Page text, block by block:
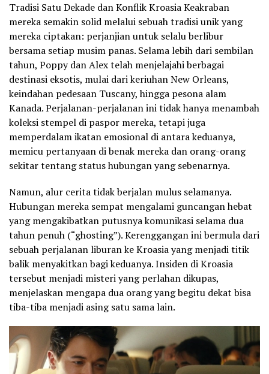
‎Tradisi Satu Dekade dan Konflik Kroasia Keakraban
mereka semakin solid melalui sebuah tradisi unik yang
mereka ciptakan: perjanjian untuk selalu berlibur
bersama setiap musim panas. Selama lebih dari sembilan
tahun, Poppy dan Alex telah menjelajahi berbagai
destinasi eksotis, mulai dari keriuhan New Orleans,
keindahan pedesaan Tuscany, hingga pesona alam
Kanada. Perjalanan-perjalanan ini tidak hanya menambah
koleksi stempel di paspor mereka, tetapi juga
memperdalam ikatan emosional di antara keduanya,
memicu pertanyaan di benak mereka dan orang-orang
sekitar tentang status hubungan yang sebenarnya.
‎Namun, alur cerita tidak berjalan mulus selamanya.
Hubungan mereka sempat mengalami guncangan hebat
yang mengakibatkan putusnya komunikasi selama dua
tahun penuh (“ghosting”). Kerenggangan ini bermula dari
sebuah perjalanan liburan ke Kroasia yang menjadi titik
balik menyakitkan bagi keduanya. Insiden di Kroasia
tersebut menjadi misteri yang perlahan dikupas,
menjelaskan mengapa dua orang yang begitu dekat bisa
tiba-tiba menjadi asing satu sama lain.